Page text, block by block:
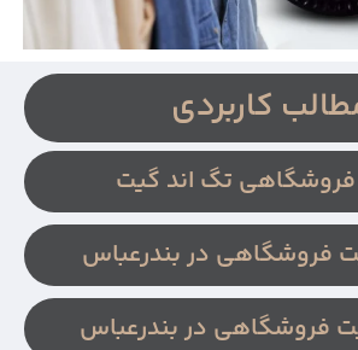
کاربردی
تگ اند گیت
فروشگاهی در بندرعباس
فروشگاهی در بندرعباس